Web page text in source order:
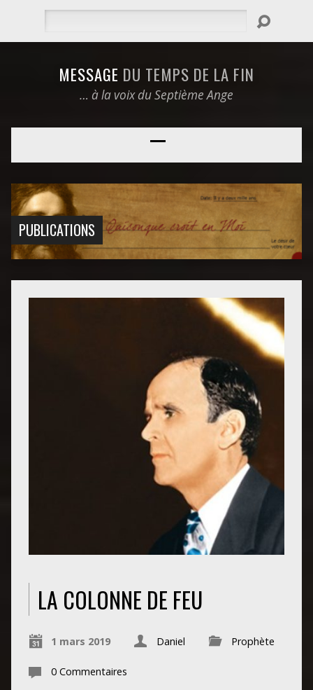
MESSAGE DU TEMPS DE LA FIN
… à la voix du Septième Ange
PUBLICATIONS
LA COLONNE DE FEU
1 mars 2019 Daniel Prophète
0 Commentaires